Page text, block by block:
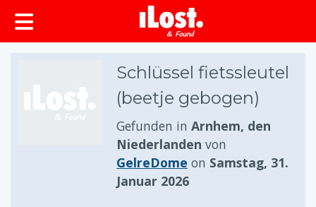
springen
Schlüssel fietssleutel
(beetje gebogen)
Gefunden in Arnhem, den
Niederlanden von
GelreDome on Samstag, 31.
Januar 2026